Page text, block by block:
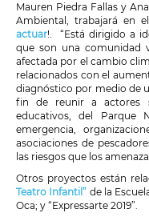
Mauren Piedra Fallas y
Ambiental, trabajará en
actuar!. “Está dirigido a
que son una comunidad
afectada por el cambio
relacionados con el
diagnóstico por medio de
fin de reunir a actores
educativos, del Parque
emergencia,
asociaciones de
las riesgos que los
Otros proyectos están
Teatro Infantil” de la
Oca; y “Expressarte 2019”.